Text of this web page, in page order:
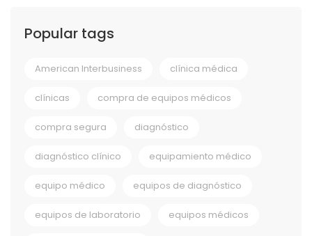
Popular tags
American Interbusiness clínica médica
clínicas compra de equipos médicos
compra segura diagnóstico
diagnóstico clínico equipamiento médico
equipo médico equipos de diagnóstico
equipos de laboratorio equipos médicos